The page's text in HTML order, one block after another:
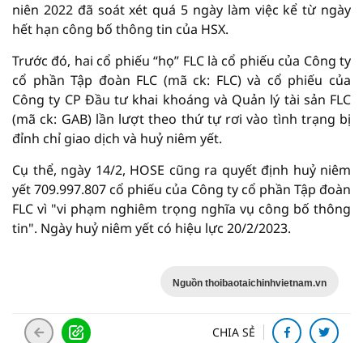
niên 2022 đã soát xét quá 5 ngày làm việc kể từ ngày
hết hạn công bố thông tin của HSX.
Trước đó, hai cổ phiếu “họ” FLC là cổ phiếu của Công ty
cổ phần Tập đoàn FLC (mã ck: FLC) và cổ phiếu của
Công ty CP Đầu tư khai khoáng và Quản lý tài sản FLC
(mã ck: GAB) lần lượt theo thứ tự rơi vào tình trạng bị
đỉnh chỉ giao dịch và huỷ niêm yết.
Cụ thể, ngày 14/2, HOSE cũng ra quyết định huỷ niêm
yết 709.997.807 cổ phiếu của Công ty cổ phần Tập đoàn
FLC vì "vi phạm nghiêm trọng nghĩa vụ công bố thông
tin". Ngày huỷ niêm yết có hiệu lực 20/2/2023.
Nguồn thoibaotaichinhvietnam.vn
CHIA SẺ